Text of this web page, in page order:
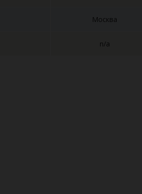
Москва
n/a